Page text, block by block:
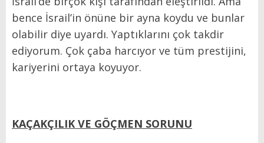
bence İsrail’in önüne bir ayna koydu ve bunlar
olabilir diye uyardı. Yaptıklarını çok takdir
ediyorum. Çok çaba harcıyor ve tüm prestijini,
kariyerini ortaya koyuyor.
KAÇAKÇILIK VE GÖÇMEN SORUNU